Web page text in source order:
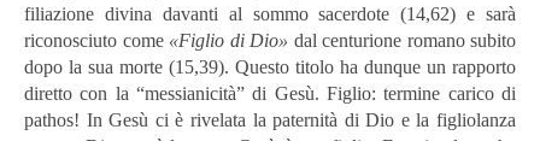
filiazione divina davanti al sommo sacerdote (14,62) e sarà
riconosciuto come «Figlio di Dio» dal centurione romano subito
dopo la sua morte (15,39). Questo titolo ha dunque un rapporto
diretto con la “messianicità” di Gesù. Figlio: termine carico di
pathos! In Gesù ci è rivelata la paternità di Dio e la figliolanza